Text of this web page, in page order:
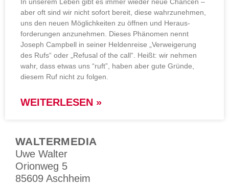
In unserem Leben gibt es immer wieder neue Chancen –
aber oft sind wir nicht sofort bereit, diese wahrzunehmen,
uns den neuen Möglichkeiten zu öffnen und Heraus­
forderungen anzunehmen. Dieses Phänomen nennt
Joseph Campbell in seiner Heldenreise „Verweigerung
des Rufs“ oder „Refusal of the call“. Heißt: wir nehmen
wahr, dass etwas uns “ruft”, haben aber gute Gründe,
diesem Ruf nicht zu folgen.
WEITERLESEN »
WALTERMEDIA
Uwe Walter
Orionweg 5
85609 Aschheim